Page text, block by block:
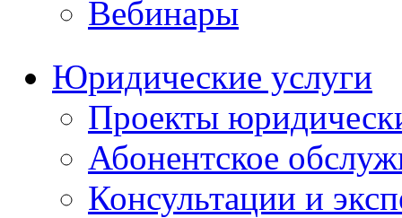
Вебинары
Юридические услуги
Проекты
Абонентское
Консультации и